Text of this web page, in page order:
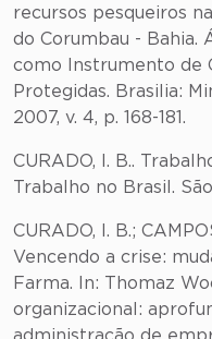
recursos pesqueiros
do Corumbau - Bahia.
como Instrumento de
Protegidas. Brasilia:
2007, v. 4, p. 168-181.
CURADO, I. B..
Trabalho no Brasil.
CURADO, I. B.;
Vencendo a crise:
Farma. In: Thomaz
organizacional: